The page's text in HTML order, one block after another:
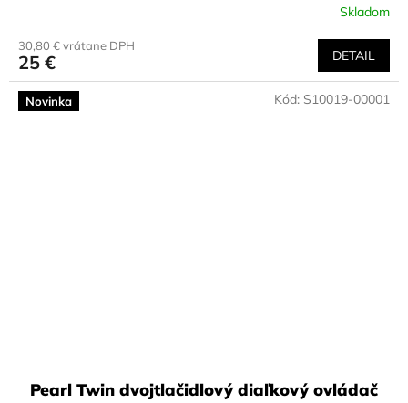
Skladom
30,80 € vrátane DPH
25 € DETAIL
Novinka
Pearl Twin dvojtlačidlový diaľkový ovládač
Kód: S10019-00001